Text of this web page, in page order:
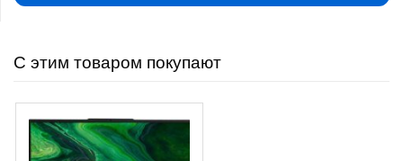
С этим товаром покупают